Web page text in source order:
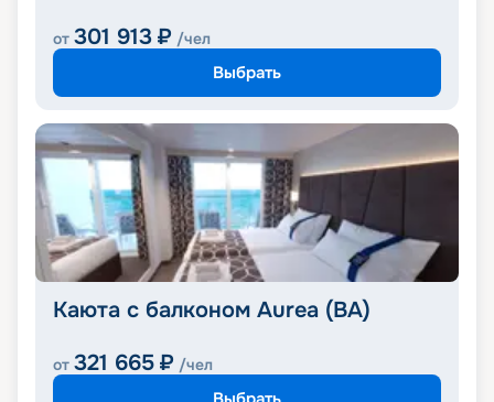
от 301 913 ₽ /чел
Выбрать
Каюта с балконом Aurea (BA)
от 321 665 ₽ /чел